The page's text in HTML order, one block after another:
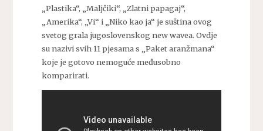
„Plastika“, „Maljčiki“, „Zlatni papagaj“,
„Amerika“, „Vi“ i „Niko kao ja“ je suština ovog
svetog grala jugoslovenskog new wavea. Ovdje
su nazivi svih 11 pjesama s „Paket aranžmana“
koje je gotovo nemoguće međusobno
komparirati.